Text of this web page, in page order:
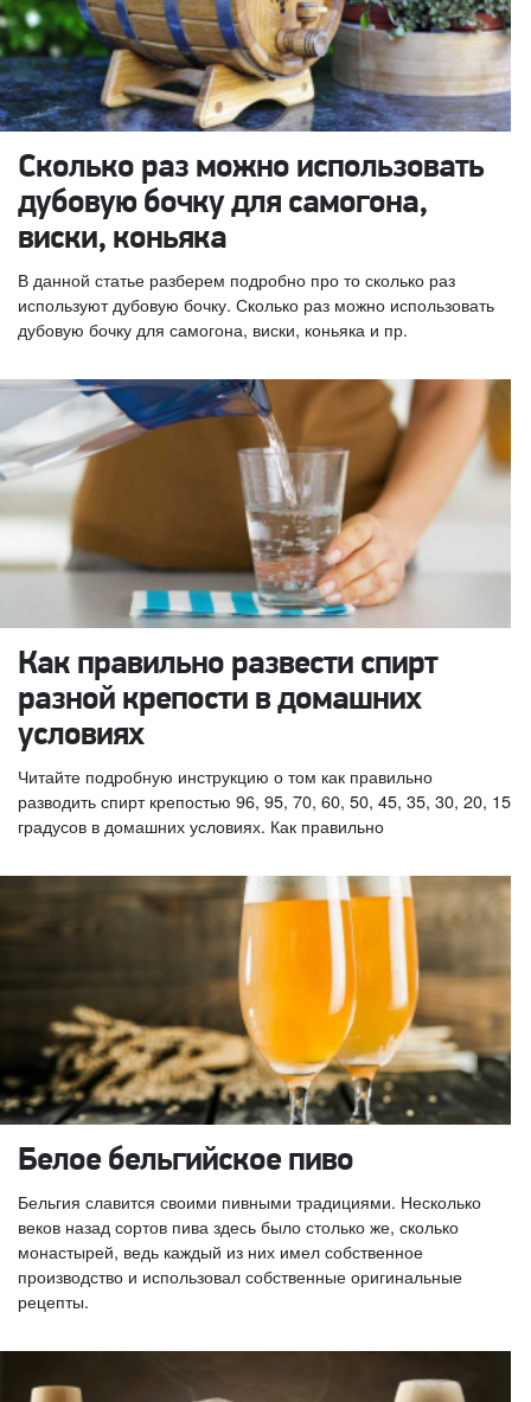
Сколько раз можно использовать
дубовую бочку для самогона,
виски, коньяка
В данной статье разберем подробно про то сколько раз
используют дубовую бочку. Сколько раз можно использовать
дубовую бочку для самогона, виски, коньяка и пр.
Как правильно развести спирт
разной крепости в домашних
условиях
Читайте подробную инструкцию о том как правильно
разводить спирт крепостью 96, 95, 70, 60, 50, 45, 35, 30, 20, 15
градусов в домашних условиях. Как правильно
Белое бельгийское пиво
Бельгия славится своими пивными традициями. Несколько
веков назад сортов пива здесь было столько же, сколько
монастырей, ведь каждый из них имел собственное
производство и использовал собственные оригинальные
рецепты.